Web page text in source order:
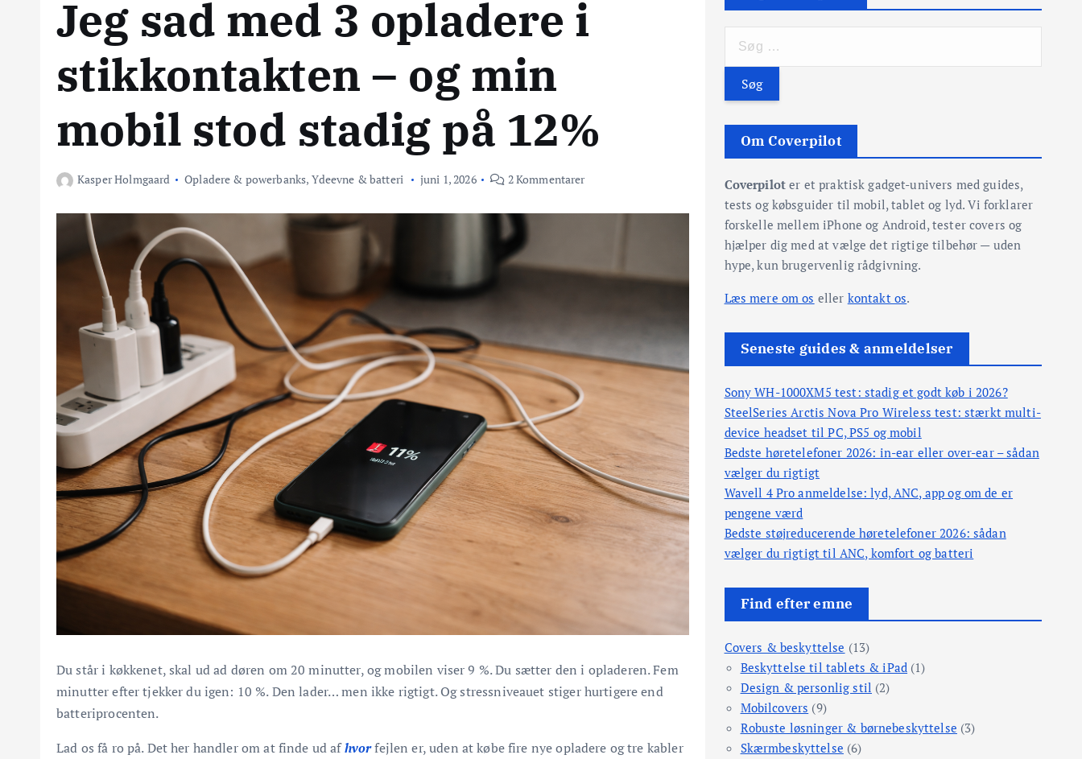
Jeg sad med 3 opladere i
stikkontakten – og min
mobil stod stadig på 12%
Kasper Holmgaard Opladere & powerbanks, Ydeevne & batteri juni 1, 2026 2 Kommentarer
Du står i køkkenet, skal ud ad døren om 20 minutter, og mobilen viser 9 %. Du sætter den i opladeren. Fem
minutter efter tjekker du igen: 10 %. Den lader… men ikke rigtigt. Og stressniveauet stiger hurtigere end
batteriprocenten.
Lad os få ro på. Det her handler om at finde ud afhvorfejlen er, uden at købe fire nye opladere og tre kabler
e
r
Om Coverpilot
Coverpilot er et praktisk gadget-univers med guides,
tests og købsguider til mobil, tablet og lyd. Vi forklarer
forskelle mellem iPhone og Android, tester covers og
hjælper dig med at vælge det rigtige tilbehør — uden
hype, kun brugervenlig rådgivning.
Læs mere om os eller kontakt os.
Seneste guides & anmeldelser
Sony WH-1000XM5 test: stadig et godt køb i 2026?
SteelSeries Arctis Nova Pro Wireless test: stærkt multi-
device headset til PC, PS5 og mobil
Bedste høretelefoner 2026: in-ear eller over-ear – sådan
vælger du rigtigt
Wavell 4 Pro anmeldelse: lyd, ANC, app og om de er
pengene værd
Bedste støjreducerende høretelefoner 2026: sådan
vælger du rigtigt til ANC, komfort og batteri
Find efter emne
Covers & beskyttelse (13)
Beskyttelse til tablets & iPad (1)
Design & personlig stil (2)
Mobilcovers (9)
Robuste løsninger & børnebeskyttelse (3)
Skærmbeskyttelse (6)